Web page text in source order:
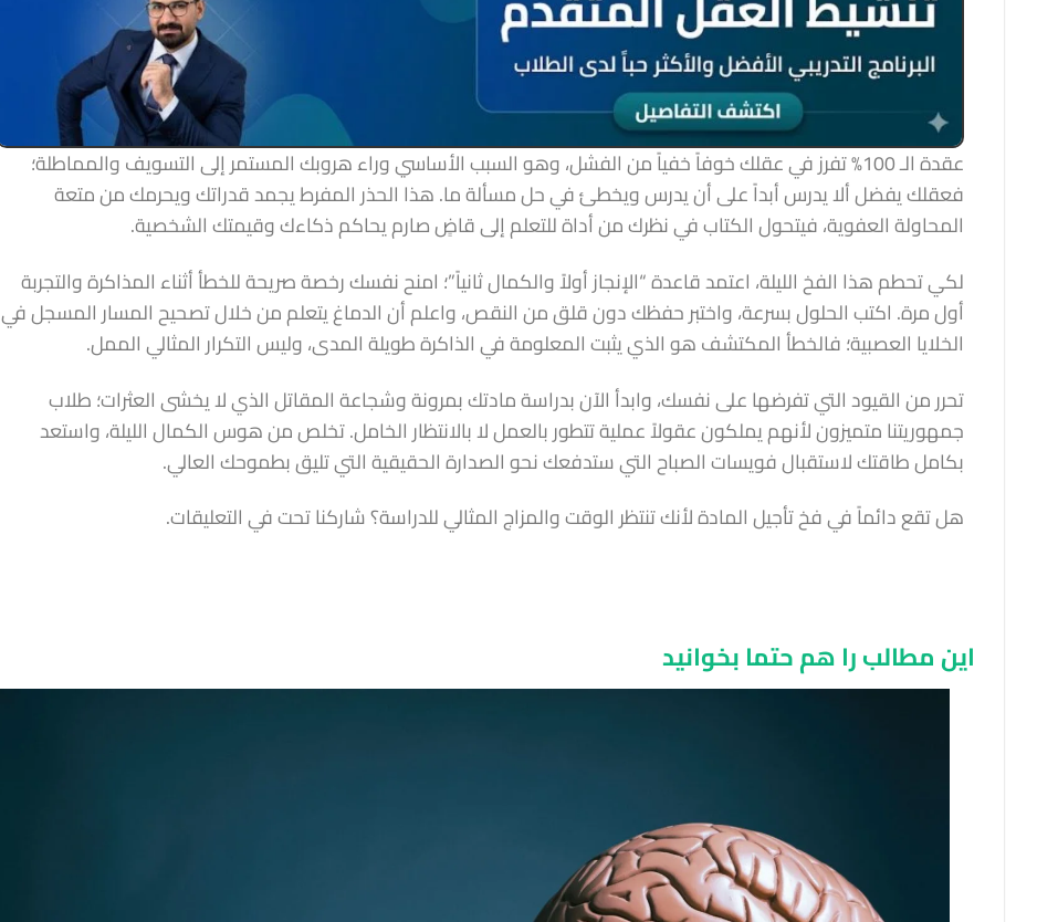
عقدة الـ 100% تفرز في عقلك خوفاً خفياً من الفشل، وهو السبب الأساسي وراء هروبك المستمر إلى التسويف والمماطلة؛
فعقلك يفضل ألا يدرس أبداً على أن يدرس ويخطئ في حل مسألة ما. هذا الحذر المفرط يجمد قدراتك ويحرمك من متعة
المحاولة العفوية، فيتحول الكتاب في نظرك من أداة للتعلم إلى قاضٍ صارم يحاكم ذكاءك وقيمتك الشخصية.
لكي تحطم هذا الفخ الليلة، اعتمد قاعدة “الإنجاز أولاً والكمال ثانياً”؛ امنح نفسك رخصة صريحة للخطأ أثناء المذاكرة والتجربة
أول مرة. اكتب الحلول بسرعة، واختبر حفظك دون قلق من النقص، واعلم أن الدماغ يتعلم من خلال تصحيح المسار المسجل في
الخلايا العصبية؛ فالخطأ المكتشف هو الذي يثبت المعلومة في الذاكرة طويلة المدى، وليس التكرار المثالي الممل.
تحرر من القيود التي تفرضها على نفسك، وابدأ الآن بدراسة مادتك بمرونة وشجاعة المقاتل الذي لا يخشى العثرات؛ طلاب
جمهوريتنا متميزون لأنهم يملكون عقولاً عملية تتطور بالعمل لا بالانتظار الخامل. تخلص من هوس الكمال الليلة، واستعد
بكامل طاقتك لاستقبال فويسات الصباح التي ستدفعك نحو الصدارة الحقيقية التي تليق بطموحك العالي.
هل تقع دائماً في فخ تأجيل المادة لأنك تنتظر الوقت والمزاج المثالي للدراسة؟ شاركنا تحت في التعليقات.
این مطالب را هم حتما بخوانید